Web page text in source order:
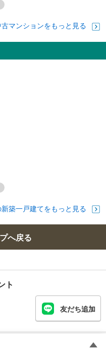
マンションをもっと見る
築一戸建てをもっと見る
へ戻る
ト
友だち追加